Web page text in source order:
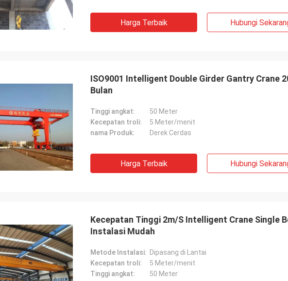
Harga Terbaik Hubungi
ISO9001 Intelligent Double Girder Gantry Crane
Bulan
Tinggi angkat:
50 Meter
Kecepatan troli:
5 Meter/menit
nama Produk:
Derek Cerdas
Harga Terbaik Hubungi
Kecepatan Tinggi 2m/S Intelligent Crane Single
Instalasi Mudah
Metode Instalasi: Dipasang di Lantai
Kecepatan troli:
5 Meter/menit
Tinggi angkat:
50 Meter